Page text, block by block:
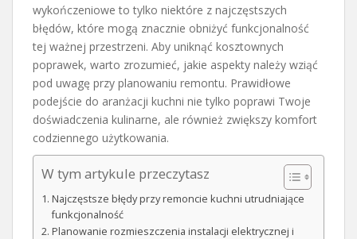
wykończeniowe to tylko niektóre z najczęstszych
błędów, które mogą znacznie obniżyć funkcjonalność
tej ważnej przestrzeni. Aby uniknąć kosztownych
poprawek, warto zrozumieć, jakie aspekty należy wziąć
pod uwagę przy planowaniu remontu. Prawidłowe
podejście do aranżacji kuchni nie tylko poprawi Twoje
doświadczenia kulinarne, ale również zwiększy komfort
codziennego użytkowania.
W tym artykule przeczytasz
Najczęstsze błędy przy remoncie kuchni utrudniające
funkcjonalność
Planowanie rozmieszczenia instalacji elektrycznej i